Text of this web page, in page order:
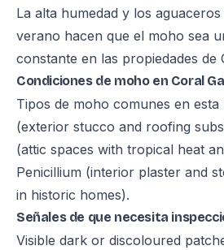
La alta humedad y los
verano hacen que el moho sea
constante en las propiedades de
Condiciones de moho en Coral
Tipos de moho comunes en
(exterior stucco and roofing
(attic spaces with tropical heat
Penicillium (interior plaster and
in historic homes).
Señales de que necesita
Visible dark or discoloured